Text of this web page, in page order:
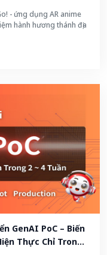
- ứng dụng AR anime
hành hương thánh địa
GenAI PoC – Biến
Thực Chỉ Trong